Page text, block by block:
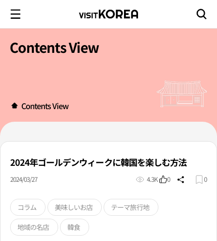
Contents View
Contents View
2024年ゴールデンウィークに韓国を楽しむ方法
2024/03/27 4.3K 0 0
コラム 美味しいお店 テーマ旅行地
地域の名店 韓食